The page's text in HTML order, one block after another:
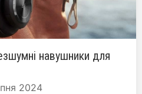
навушники для
2024